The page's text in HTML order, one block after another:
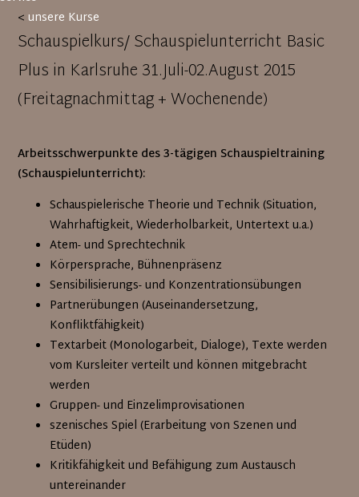
<unsere Kurse
Schauspielkurs/ Schauspielunterricht Basic
Plus in Karlsruhe 31.Juli-02.August 2015
(Freitagnachmittag + Wochenende)
Arbeitsschwerpunkte des 3-tägigen Schauspieltraining
(Schauspielunterricht):
Schauspielerische Theorie und Technik (Situation,
Wahrhaftigkeit, Wiederholbarkeit, Untertext u.a.)
Atem- und Sprechtechnik
Körpersprache, Bühnenpräsenz
Sensibilisierungs- und Konzentrationsübungen
Partnerübungen (Auseinandersetzung,
Konfliktfähigkeit)
Textarbeit (Monologarbeit, Dialoge), Texte werden
vom Kursleiter verteilt und können mitgebracht
werden
Gruppen- und Einzelimprovisationen
szenisches Spiel (Erarbeitung von Szenen und
Etüden)
Kritikfähigkeit und Befähigung zum Austausch
untereinander